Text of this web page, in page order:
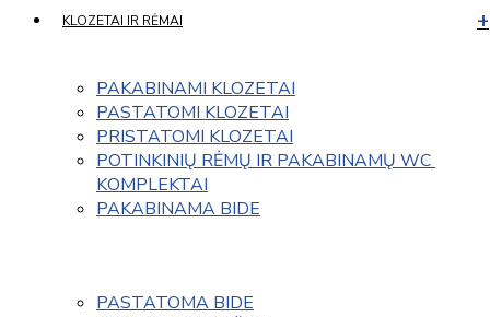
KLOZETAI IR RĖMAI
PAKABINAMI KLOZETAI
PASTATOMI KLOZETAI
PRISTATOMI KLOZETAI
POTINKINIŲ RĖMŲ IR PAKABINAMŲ WC
KOMPLEKTAI
PAKABINAMA BIDE
PASTATOMA BIDE